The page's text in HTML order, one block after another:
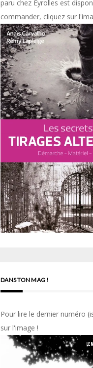
paru chez Eyrolles est
commander, cliquez sur
DANS TON MAG !
Pour lire le dernier numéro
sur l'image !